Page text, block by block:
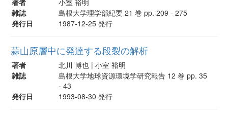
雑誌
島根大学理学部紀要 21 巻 pp. 209 - 275
発行日
1987-12-25 発行
蒜山原層中に発達する段裂の解析
著者
北川 博也 | 小室 裕明
雑誌
島根大学地球資源環境学研究報告 12 巻 pp. 35
- 43
発行日
1993-08-30 発行